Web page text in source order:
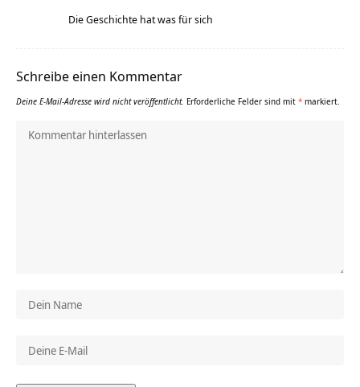
Die Geschichte hat was für sich
Schreibe einen Kommentar
Deine E-Mail-Adresse wird nicht veröffentlicht. Erforderliche Felder sind mit * markiert.